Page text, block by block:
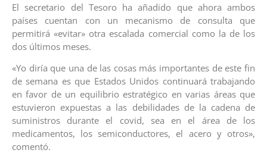
El secretario del Tesoro ha añadido que ahora ambos
países cuentan con un mecanismo de consulta que
permitirá «evitar» otra escalada comercial como la de los
dos últimos meses.
«Yo diría que una de las cosas más importantes de este fin
de semana es que Estados Unidos continuará trabajando
en favor de un equilibrio estratégico en varias áreas que
estuvieron expuestas a las debilidades de la cadena de
suministros durante el covid, sea en el área de los
medicamentos, los semiconductores, el acero y otros»,
comentó.